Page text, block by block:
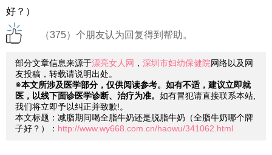
好？）
（375）个朋友认为回复得到帮助。
部分文章信息来源于漂亮女人网 ， 深圳市妇幼保健院网络以及网
友投稿，转载请说明出处。
※本文所涉及医学部分，仅供阅读参考。如有不适，建议立即就
医，以线下面诊医学诊断、治疗为准。 如有冒犯请直接联系本站,
我们将立即予以纠正并致歉!。
本文标题：减脂期间喝全脂牛奶还是脱脂牛奶（全脂牛奶哪个牌
子好？）： http://www.wy668.com.cn/haowu/341062.html